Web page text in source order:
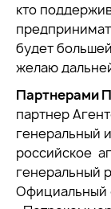
кто
будет
желаю
Партнерами
партнер
генеральный
российское
генеральный
Официальный